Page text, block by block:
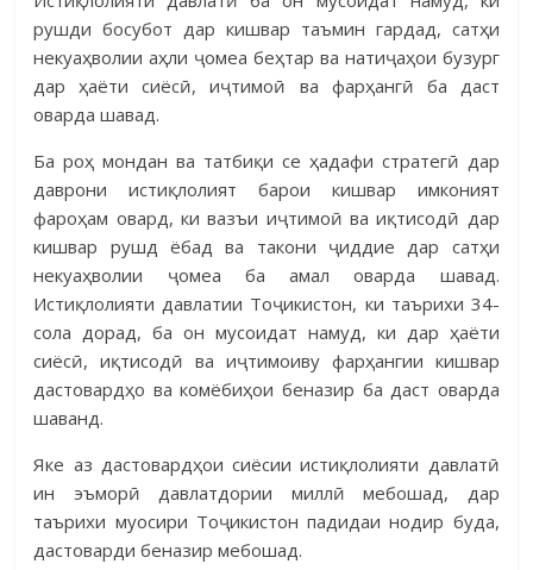
рушди босубот дар кишвар таъмин гардад, сатҳи
некуаҳволии аҳли ҷомеа беҳтар ва натиҷаҳои бузург
дар ҳаёти сиёсӣ, иҷтимоӣ ва фарҳангӣ ба даст
оварда шавад.
Ба роҳ мондан ва татбиқи се ҳадафи стратегӣ дар
даврони истиқлолият барои кишвар имконият
фароҳам овард, ки вазъи иҷтимоӣ ва иқтисодӣ дар
кишвар рушд ёбад ва такони ҷиддие дар сатҳи
некуаҳволии ҷомеа ба амал оварда шавад.
Истиқлолияти давлатии Тоҷикистон, ки таърихи 34-
сола дорад, ба он мусоидат намуд, ки дар ҳаёти
сиёсӣ, иқтисодӣ ва иҷтимоиву фарҳангии кишвар
дастовардҳо ва комёбиҳои беназир ба даст оварда
шаванд.
Яке аз дастовардҳои сиёсии истиқлолияти давлатӣ
ин эъморӣ давлатдории миллӣ мебошад, дар
таърихи муосири Тоҷикистон падидаи нодир буда,
дастоварди беназир мебошад.